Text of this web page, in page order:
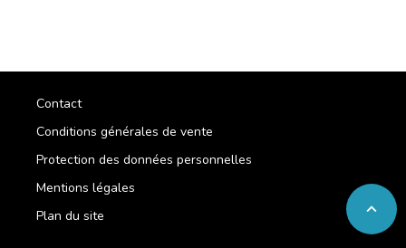
expand_less
Contact
Conditions générales de vente
Protection des données personnelles
Mentions légales
Plan du site